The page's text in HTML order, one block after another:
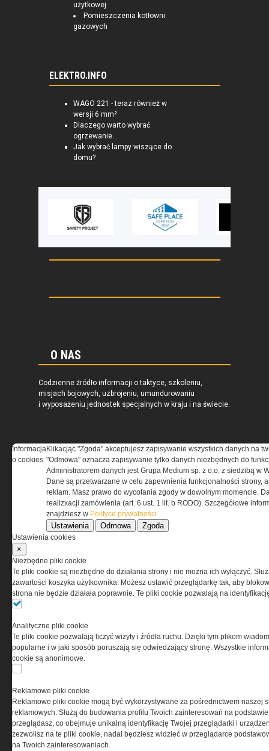
użytkowej
Pomieszczenia kotłowni
gazowych
ELEKTRO.INFO
WAGO 221 - teraz również w
wersji 6 mm²
Dlaczego warto wybrać
ogrzewanie...
Jak wybrać lampy wiszące do
domu?
O NAS
Codzienne źródło informacji o taktyce, szkoleniu,
misjach bojowych, uzbrojeniu, umundurowaniu
i wyposażeniu jednostek specjalnych w kraju i na świecie.
REGULAMIN
Regulamin określa zasady korzystania z portalu
www.special-ops.pl
Korzystanie z portalu jest równoznaczne
przez Grupa MEDIUM Spółka z ograniczoną
odpowiedzialnością Spółka komandytowa, nr KRS:
0000537655, NIP 1132860378, REGON 146393437
(zwana dalej Grupa MEDIUM) w postaci Regulaminu.
Ta witryna wykorzystuje pliki cookies do przechowywania
informacji na Twoim komputerze. Pliki cookies stosujemy
w celu świadczenia usług na najwyższym poziomie,
w tym w sposób dostosowany do indywidualnych potrzeb.
Informacja
o cookies
Klikacjąc "Zgoda" akceptujesz zapisywanie wszystkich danych na
"Odmowa" oznacza zapisywanie tylko danych niezbędnych do
Administratorem danych jest Grupa Medium sp. z o.o. z siedzibą w
Dane są przetwarzane w celu zapewnienia funkcjonalności strony,
reklam. Masz prawo do wycofania zgody w dowolnym momencie.
realizxacji zamówienia (art. 6 ust. 1 lit. b RODO). Szczegółowe
znajdziesz w Polityce prywatności
Ustawienia Odmowa Zgoda
Ustawienia cookies
×
Niezbędne pliki cookie
Te pliki cookie są niezbędne do działania strony i nie można ich wyłączyć.
zawartości koszyka użytkownika. Możesz ustawić przeglądarkę tak, aby
strona nie będzie działała poprawnie. Te pliki cookie pozwalają na
Analityczne pliki cookie
Te pliki cookie pozwalają liczyć wizyty i źródła ruchu. Dzięki tym plikom
popularne i w jaki sposób poruszają się odwiedzający stronę. Wszystkie
cookie są anonimowe.
Reklamowe pliki cookie
Reklamowe pliki cookie mogą być wykorzystywane za pośrednictwem naszej
reklamowych. Służą do budowania profilu Twoich zainteresowań na
przeglądasz, co obejmuje unikalną identyfikację Twojej przeglądarki i
zezwolisz na te pliki cookie, nadal będziesz widzieć w przeglądarce
na Twoich zainteresowaniach.